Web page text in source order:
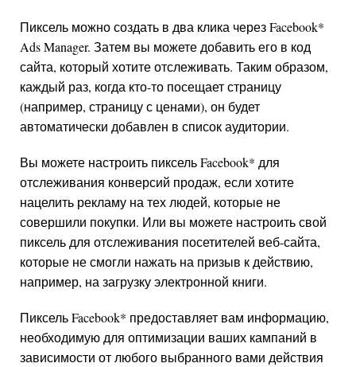
Пиксель можно создать в два клика черезFacebook*
Ads Manager. Затем вы можете добавить его в код
сайта, который хотите отслеживать. Таким образом,
каждый раз, когда кто-то посещает страницу
(например, страницу с ценами), он будет
автоматически добавлен в список аудитории.
Вы можете настроить пиксельFacebook* для
отслеживания конверсий продаж, если хотите
нацелить рекламу на тех людей, которые не
совершили покупки. Или вы можете настроить свой
пиксель для отслеживания посетителей веб-сайта,
которые не смогли нажать на призыв к действию,
например, на загрузку электронной книги.
ПиксельFacebook* предоставляет вам информацию,
необходимую для оптимизации ваших кампаний в
зависимости от любого выбранного вами действия